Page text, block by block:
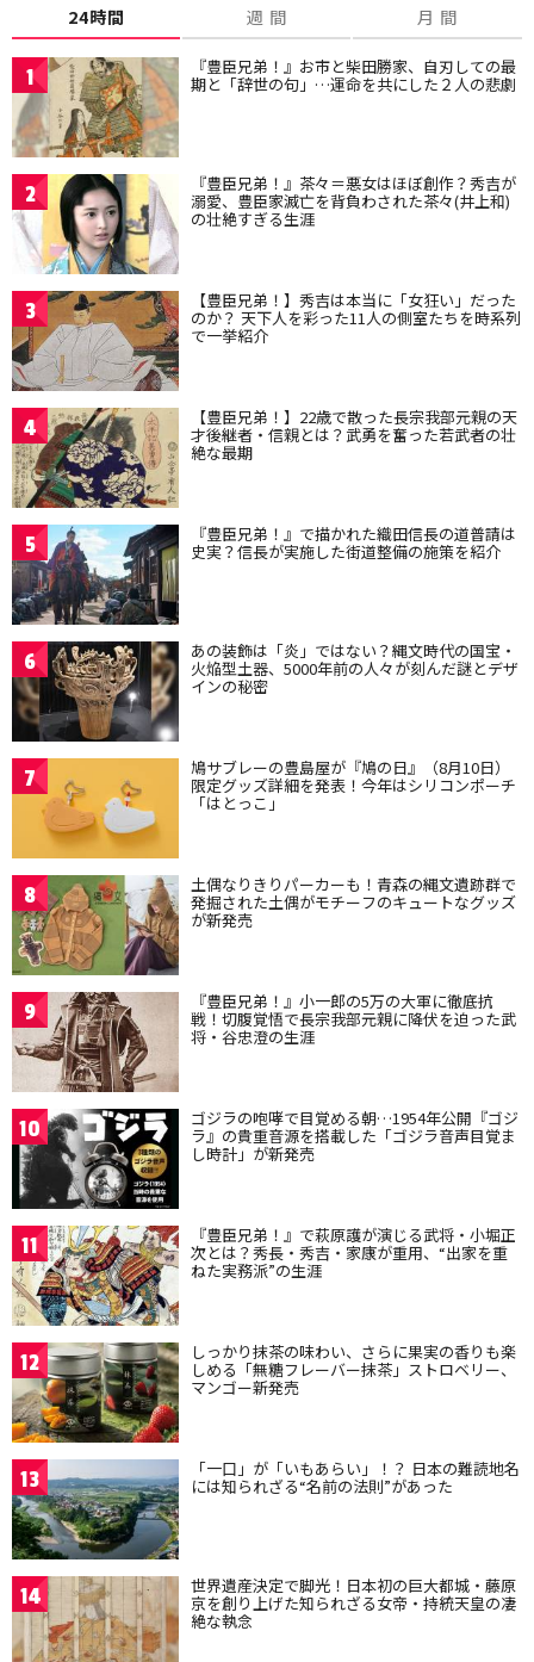
24時間 週 間 月 間
1 『豊臣兄弟！』お市と柴田勝家、自刃しての最
期と「辞世の句」…運命を共にした２人の悲劇
2 『豊臣兄弟！』茶々＝悪女はほぼ創作？秀吉が
溺愛、豊臣家滅亡を背負わされた茶々(井上和)
の壮絶すぎる生涯
3 【豊臣兄弟！】秀吉は本当に「女狂い」だった
のか？ 天下人を彩った11人の側室たちを時系列
で一挙紹介
4 【豊臣兄弟！】22歳で散った長宗我部元親の天
才後継者・信親とは？武勇を奮った若武者の壮
絶な最期
5 『豊臣兄弟！』で描かれた織田信長の道普請は
史実？信長が実施した街道整備の施策を紹介
6 あの装飾は「炎」ではない？縄文時代の国宝・
火焔型土器、5000年前の人々が刻んだ謎とデザ
インの秘密
7 鳩サブレーの豊島屋が『鳩の日』（8月10日）
限定グッズ詳細を発表！今年はシリコンポーチ
「はとっこ」
8 土偶なりきりパーカーも！青森の縄文遺跡群で
発掘された土偶がモチーフのキュートなグッズ
が新発売
9 『豊臣兄弟！』小一郎の5万の大軍に徹底抗
戦！切腹覚悟で長宗我部元親に降伏を迫った武
将・谷忠澄の生涯
10 ゴジラの咆哮で目覚める朝…1954年公開『ゴジ
ラ』の貴重音源を搭載した「ゴジラ音声目覚ま
し時計」が新発売
11 『豊臣兄弟！』で萩原護が演じる武将・小堀正
次とは？秀長・秀吉・家康が重用、“出家を重
ねた実務派”の生涯
12 しっかり抹茶の味わい、さらに果実の香りも楽
しめる「無糖フレーバー抹茶」ストロベリー、
マンゴー新発売
13 「一口」が「いもあらい」！？ 日本の難読地名
には知られざる“名前の法則”があった
14 世界遺産決定で脚光！日本初の巨大都城・藤原
京を創り上げた知られざる女帝・持統天皇の凄
絶な執念